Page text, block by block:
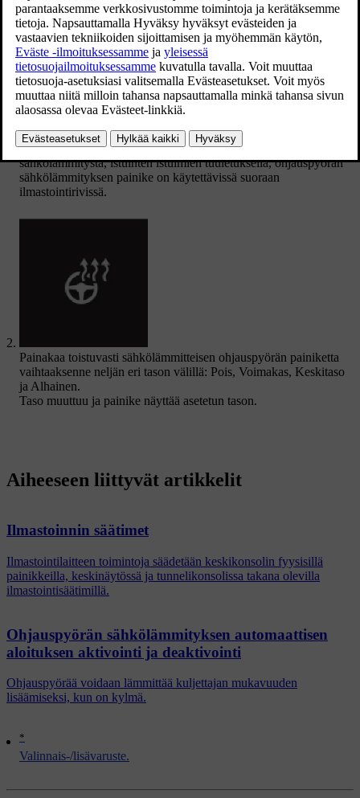
Painakaa kuljettajan puoleista ohjauspyörän ja istuimen painiketta
keskinäytön ilmastointirivissä istuimen sekä ohjauspyörän
säätimen avaamiseksi.
Jos autossa ei ole istuimien sähkölämmityksellä tai ohjauspyörän
sähkölämmitystä, istuinten istuimien tuuletuksella, ohjauspyörän
sähkölämmityksen painike on käytettävissä suoraan
ilmastointirivissä.
Painakaa toistuvasti sähkölämmitteisen ohjauspyörän painiketta
vaihtaaksenne neljän eri tason välillä: Pois, Voimakas, Keskitaso
ja Alhainen.
Taso muuttuu ja painike näyttää asetetun tason.
*
Valinnais-/lisävaruste.
Aiheeseen liittyvät artikkelit
Ilmastoinnin säätimet
Ilmastointilaitteen toimintoja säädetään keskikonsolin fyysisillä
painikkeilla, keskinäytössä ja tunnelikonsolissa takana olevilla
ilmastointisäätimillä.
Ohjauspyörän sähkölämmityksen automaattisen
aloituksen aktivointi ja deaktivointi
Ohjauspyörää voidaan lämmittää kuljettajan mukavuuden
lisäämiseksi, kun on kylmä.